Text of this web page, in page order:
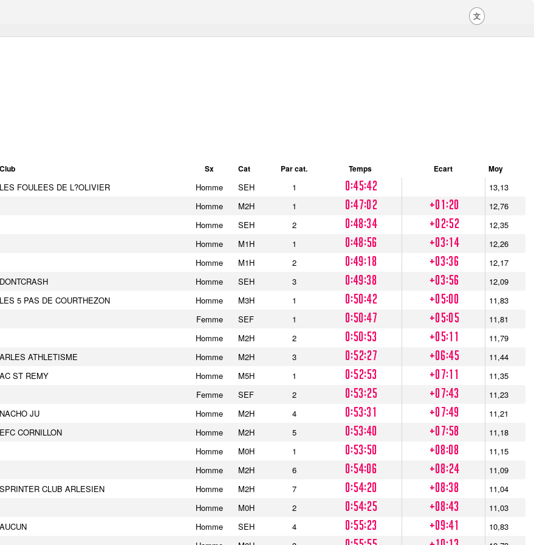
文
Club Sx Cat Par cat. Temps Ecart Moy
LES FOULEES DE L?OLIVIER Homme SEH 1 0:45:42 13,13
Homme M2H 1 0:47:02 +01:20 12,76
Homme SEH 2 0:48:34 +02:52 12,35
Homme M1H 1 0:48:56 +03:14 12,26
Homme M1H 2 0:49:18 +03:36 12,17
DONTCRASH Homme SEH 3 0:49:38 +03:56 12,09
LES 5 PAS DE COURTHEZON Homme M3H 1 0:50:42 +05:00 11,83
Femme SEF 1 0:50:47 +05:05 11,81
Homme M2H 2 0:50:53 +05:11 11,79
ARLES ATHLETISME Homme M2H 3 0:52:27 +06:45 11,44
AC ST REMY Homme M5H 1 0:52:53 +07:11 11,35
Femme SEF 2 0:53:25 +07:43 11,23
NACHO JU Homme M2H 4 0:53:31 +07:49 11,21
EFC CORNILLON Homme M2H 5 0:53:40 +07:58 11,18
Homme M0H 1 0:53:50 +08:08 11,15
Homme M2H 6 0:54:06 +08:24 11,09
SPRINTER CLUB ARLESIEN Homme M2H 7 0:54:20 +08:38 11,04
Homme M0H 2 0:54:25 +08:43 11,03
AUCUN Homme SEH 4 0:55:23 +09:41 10,83